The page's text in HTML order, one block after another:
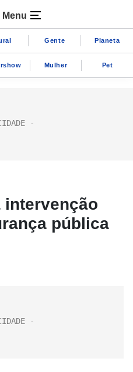
Menu
Gente Planeta
Mulher Pet
intervenção
pública